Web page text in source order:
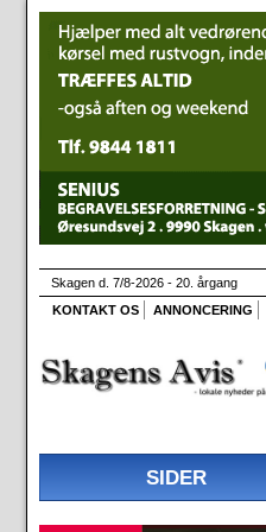
Skagen d. 7/8-2026 - 20. årgang
KONTAKT OS
ANNONCERING
SIDER